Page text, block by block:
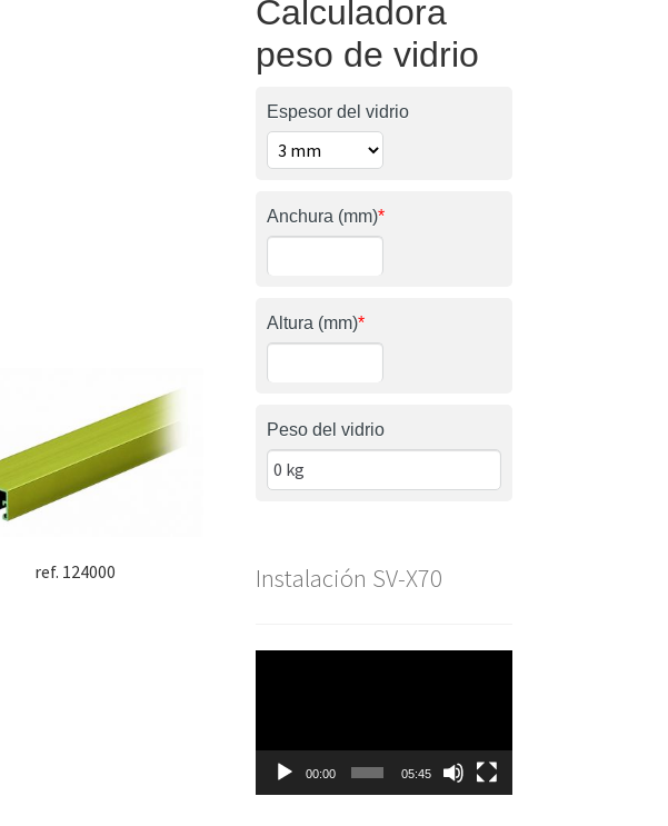
ref. 124000
Calculadora
peso de vidrio
Espesor del vidrio
Anchura (mm)*
Altura (mm)*
Peso del vidrio
Instalación SV-X70
00:00 05:45